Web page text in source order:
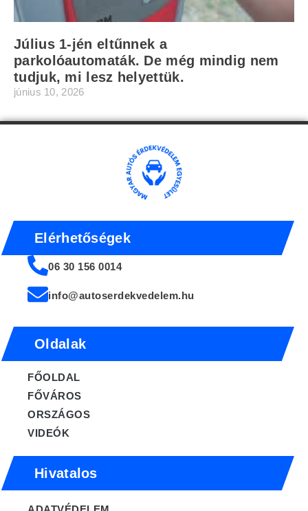
Július 1-jén eltűnnek a
parkolóautomaták. De még mindig nem
tudjuk, mi lesz helyettük.
június 10, 2026
Elérhetőségek
06 30 156 0014
info@autoserdekvedelem.hu
FŐOLDAL
FŐVÁROS
ORSZÁGOS
VIDEÓK
Oldalak
Hivatalos